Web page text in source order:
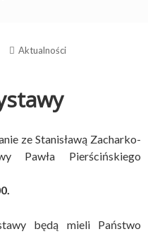
Aktualności
ze Stanisławą Zacharko-
Pawła Pierścińskiego
będą mieli Państwo